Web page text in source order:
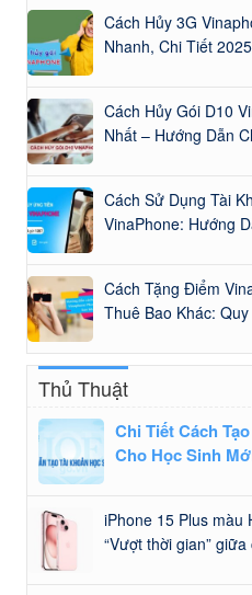
Cách Hủy 3G
Nhanh, Chi Tiết 2025
Cách Hủy Gói D10
Nhất – Hướng Dẫn
Cách Sử Dụng Tài
VinaPhone: Hướng
Cách Tặng Điểm
Thuê Bao Khác:
Thủ Thuật
Chi Tiết Cách
Cho Học Sinh
iPhone 15 Plus màu
“Vượt thời gian”